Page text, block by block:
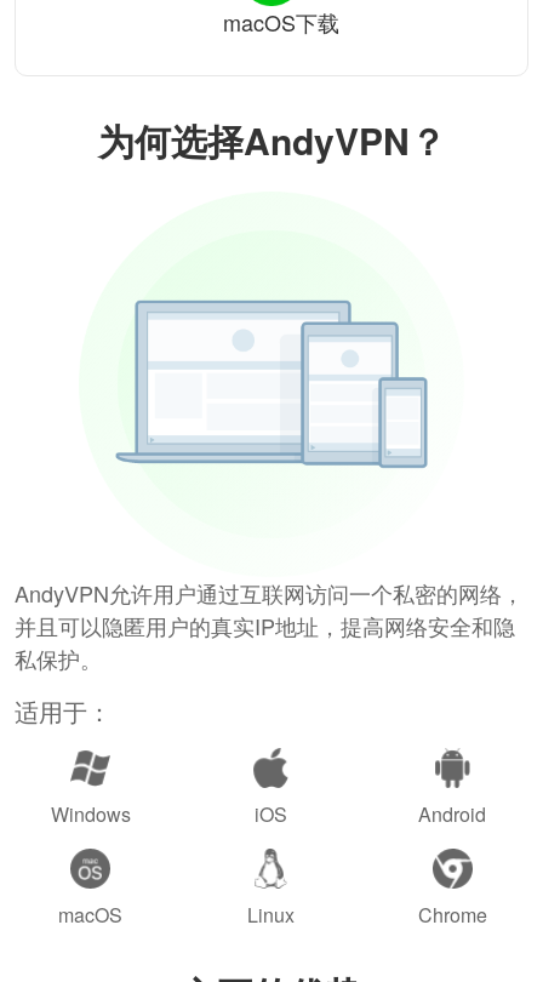
为何选择AndyVPN？
AndyVPN允许用户通过互联网访问一个私密的网络，
并且可以隐匿用户的真实IP地址，提高网络安全和隐
私保护。
适用于：
Windows iOS Android
macOS Linux Chrome
macOS下载